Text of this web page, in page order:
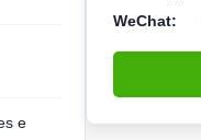
e
WeChat: